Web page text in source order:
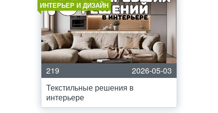
ИНТЕРЬЕР И ДИЗАЙН
219
2026-05-03
Текстильные решения в
интерьере